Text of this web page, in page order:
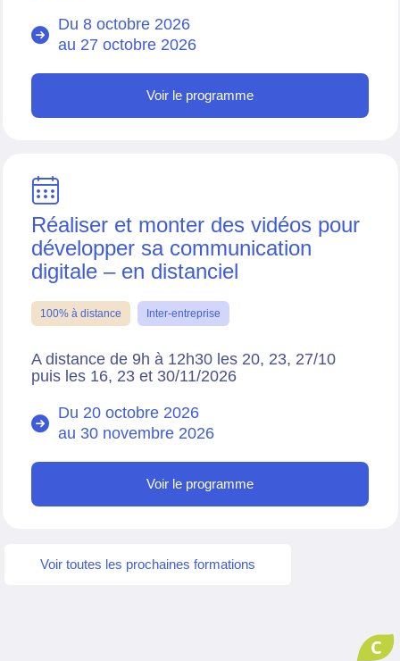
Du 8 octobre 2026
au 27 octobre 2026
Voir le programme
Réaliser et monter des vidéos pour
développer sa communication
digitale – en distanciel
100% à distance Inter-entreprise
A distance de 9h à 12h30 les 20, 23, 27/10
puis les 16, 23 et 30/11/2026
Du 20 octobre 2026
au 30 novembre 2026
Voir le programme
Voir toutes les prochaines formations
C